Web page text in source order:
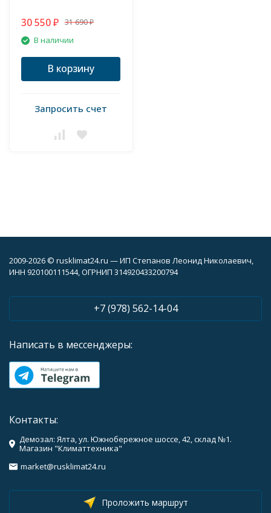
30 550 ₽ 31 690 ₽
В наличии
В корзину
Запросить счет
2009-2026 © rusklimat24.ru — ИП Степанов Леонид Николаевич,
ИНН 920100111544, ОГРНИП 314920433200794
+7 (978) 562-14-04
Написать в мессенджеры:
Контакты:
Демозал: Ялта, ул. Южнобережное шоссе, 42, склад №1.
Магазин "Климаттехника"
market@rusklimat24.ru
Проложить маршрут